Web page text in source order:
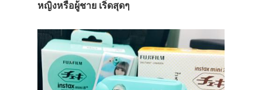
หญิงหรือผู้ชาย เริ่ดสุดๆ